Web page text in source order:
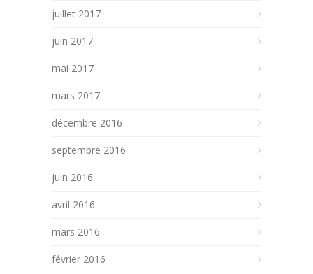
juillet 2017
juin 2017
mai 2017
mars 2017
décembre 2016
septembre 2016
juin 2016
avril 2016
mars 2016
février 2016